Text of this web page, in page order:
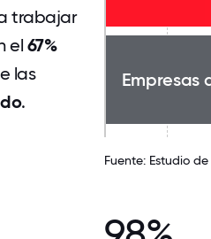
trabajar
el 67%
las
.
Empresas
Fuente: Estudio